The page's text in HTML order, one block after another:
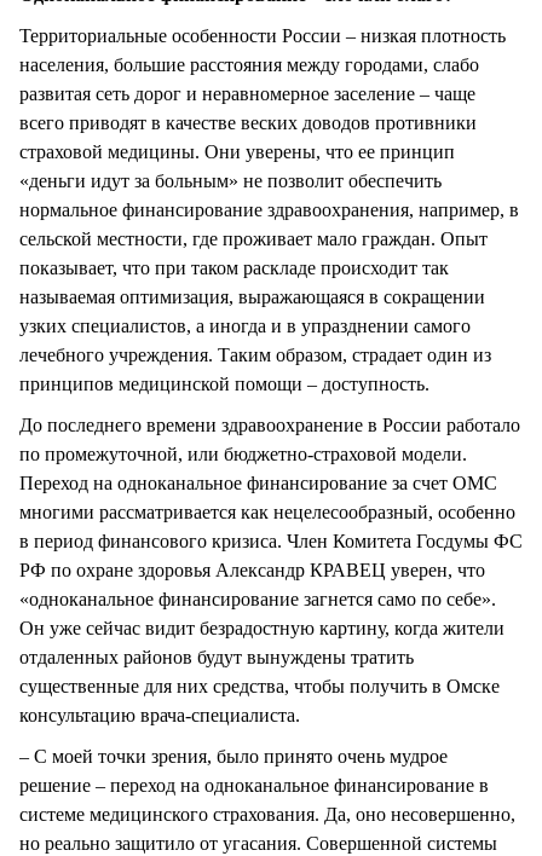
Территориальные особенности России – низкая плотность
населения, большие расстояния между городами, слабо
развитая сеть дорог и неравномерное заселение – чаще
всего приводят в качестве веских доводов противники
страховой медицины. Они уверены, что ее принцип
«деньги идут за больным» не позволит обеспечить
нормальное финансирование здравоохранения, например, в
сельской местности, где проживает мало граждан. Опыт
показывает, что при таком раскладе происходит так
называемая оптимизация, выражающаяся в сокращении
узких специалистов, а иногда и в упразднении самого
лечебного учреждения. Таким образом, страдает один из
принципов медицинской помощи – доступность.
До последнего времени здравоохранение в России работало
по промежуточной, или бюджетно-страховой модели.
Переход на одноканальное финансирование за счет ОМС
многими рассматривается как нецелесообразный, особенно
в период финансового кризиса. Член Комитета Госдумы ФС
РФ по охране здоровья Александр КРАВЕЦ уверен, что
«одноканальное финансирование загнется само по себе».
Он уже сейчас видит безрадостную картину, когда жители
отдаленных районов будут вынуждены тратить
существенные для них средства, чтобы получить в Омске
консультацию врача-специалиста.
– С моей точки зрения, было принято очень мудрое
решение – переход на одноканальное финансирование в
системе медицинского страхования. Да, оно несовершенно,
но реально защитило от угасания. Совершенной системы